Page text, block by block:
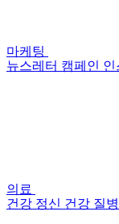
마케팅
뉴스레터 캠페인
의료
건강 정신 건강 질병